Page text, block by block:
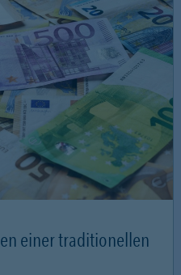
einer traditionellen